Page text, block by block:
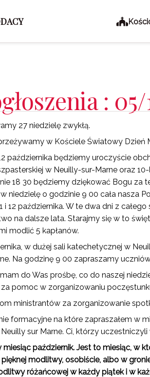
:
27 niedzielę zwykłą.
w Kościele Światowy Dzień
października będziemy uroczyście
w Neuilly-sur-Marne oraz
18 30 będziemy dziękować Bogu za
niedzielę o godzinie 9 00 cała nasza
i 12 października. W te dwa dni z
na dalsze lata. Starajmy się w to
modlić 5 kapłanów.
w dużej sali katechetycznej w
Na godzinę 9 00 zapraszamy
do Was prośbę, co do naszej
pomoc w zorganizowaniu
ministrantów za zorganizowanie
formacyjne na które zapraszałem w
sur Marne. Ci, którzy
miesiąc październik. Jest to miesiąc, w
modlitwy, osobiście, albo w
różańcowej w każdy piątek i w